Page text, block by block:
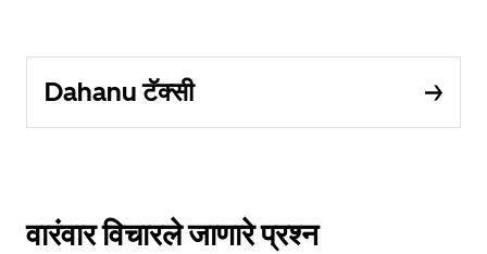
Dahanu टॅक्सी
वारंवार विचारले जाणारे प्रश्न